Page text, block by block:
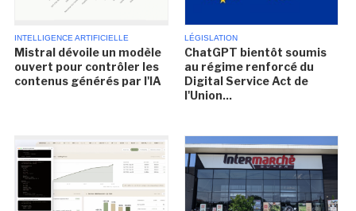
INTELLIGENCE ARTIFICIELLE
Mistral dévoile un modèle
ouvert pour contrôler les
contenus générés par l'IA
LÉGISLATION
ChatGPT bientôt soumis
au régime renforcé du
Digital Service Act de
l'Union...